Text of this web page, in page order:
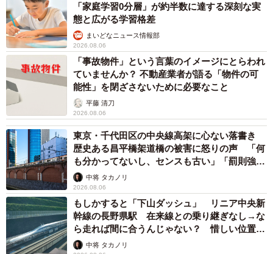
「家庭学習0分層」が約半数に達する深刻な実
態と広がる学習格差
まいどなニュース情報部
2026.08.06
「事故物件」という言葉のイメージにとらわれ
ていませんか？ 不動産業者が語る「物件の可
能性」を閉ざさないために必要なこと
平藤 清刀
2026.08.06
東京・千代田区の中央線高架に心ない落書き
歴史ある昌平橋架道橋の被害に怒りの声 「何
も分かってないし、センスも古い」「罰則強化
して」中将 タカノリ
2026.08.06
もしかすると「下山ダッシュ」 リニア中央新
幹線の長野県駅 在来線との乗り継ぎなし→な
ら走れば間に合うんじゃない？ 惜しい位置関
係が反響
中将 タカノリ